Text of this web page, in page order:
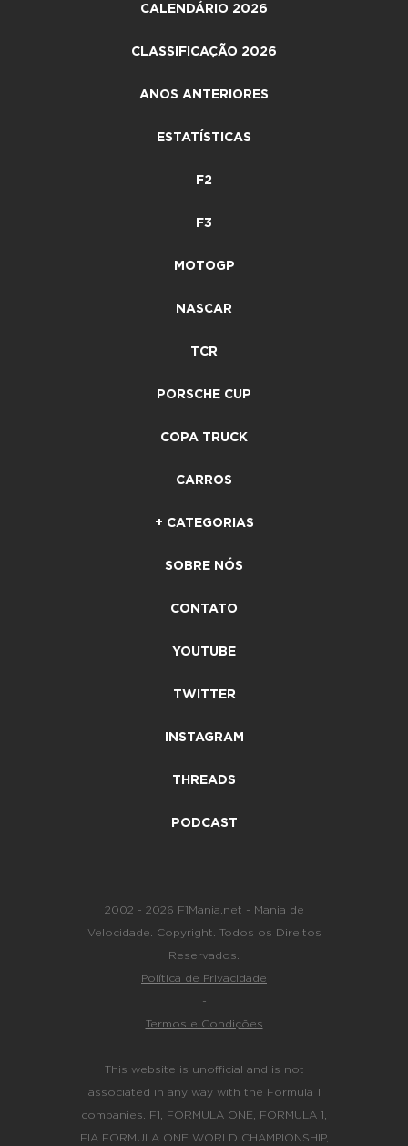
CALENDÁRIO 2026
CLASSIFICAÇÃO 2026
ANOS ANTERIORES
ESTATÍSTICAS
F2
F3
MOTOGP
NASCAR
TCR
PORSCHE CUP
COPA TRUCK
CARROS
+ CATEGORIAS
SOBRE NÓS
CONTATO
YOUTUBE
TWITTER
INSTAGRAM
THREADS
PODCAST
2002 - 2026 F1Mania.net - Mania de
Velocidade. Copyright. Todos os Direitos
Reservados.
Política de Privacidade
-
Termos e Condições
This website is unofficial and is not
associated in any way with the Formula 1
companies. F1, FORMULA ONE, FORMULA 1,
FIA FORMULA ONE WORLD CHAMPIONSHIP,